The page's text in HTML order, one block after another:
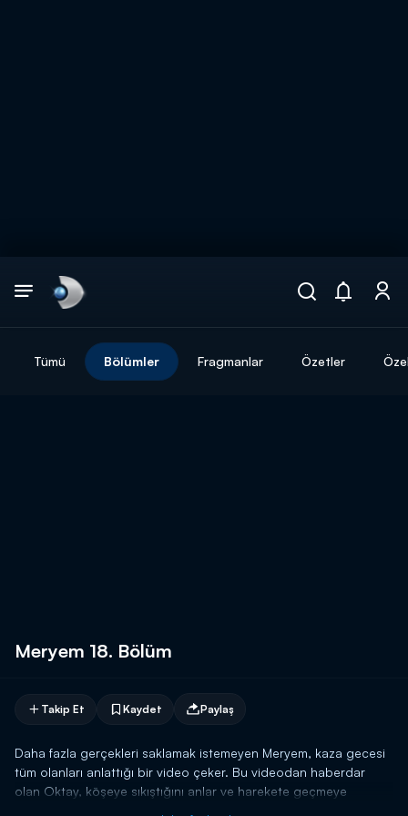
Tümü Bölümler Fragmanlar Özetler
Meryem 18. Bölüm
Takip Et Kaydet Paylaş
Daha fazla gerçekleri saklamak istemeyen Meryem, kaza gecesi
tüm olanları anlattığı bir video çeker. Bu videodan haberdar
olan Oktay, köşeye sıkıştığını anlar ve harekete geçmeye